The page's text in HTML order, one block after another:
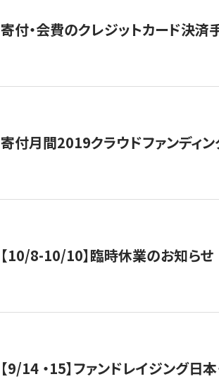
寄付・会費のクレジットカード決済
寄付月間2019クラウドファンディ
【10/8-10/10】臨時休業のお知らせ
【9/14 ・15】ファンドレイジング日